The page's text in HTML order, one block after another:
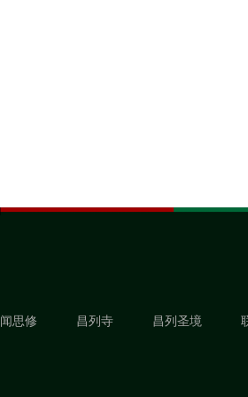
闻思修 昌列寺 昌列圣境